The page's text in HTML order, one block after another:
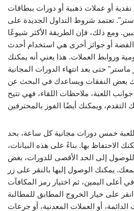
أو عملات ذهبية أو دورات ببطاقات
تعتمد شروط التداول الجديدة على
ومع ذلك، فإن الطريقة الأكثر شيوعًا
أو جوائز أخرى هي استخدام أحدث
وروابط العملات. هذا يعني أنه يمكنك
حتى بعد انتهاء الدورات المجانية
بعض النفقات ويساعدك في البحث عن
اللعبة، ملاحظات اللقاء، فهي تتيح
خمس دورات مجانية كل ساعة، بحد
يمكنك الاحتفاظ بها. بناءً على هذه البيانات،
إلى الحد الأقصى للدورات، بغض
يمكنك الوصول إليها بالنقر على زر
في أعلى اليمين، ثم اختيار رمز المكافآت
على خيار الخروج المطابق للمطالبة
الدائمة، أو العملات المعدنية، أو جرعات